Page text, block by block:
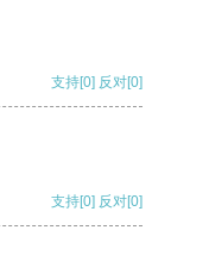
支持[0] 反对[0]
支持[0] 反对[0]